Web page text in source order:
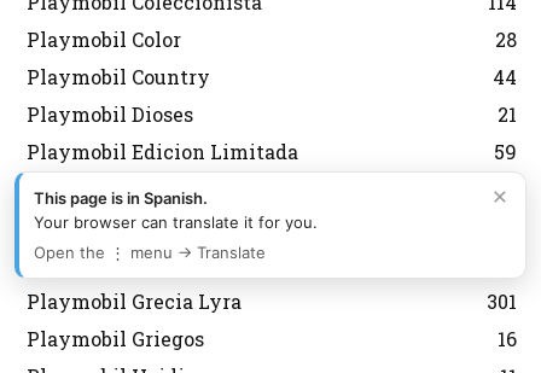
Playmobil Color
28
Playmobil Country
44
Playmobil Dioses
21
Playmobil Edicion Limitada
59
Playmobil Everdreamerz
13
Playmobil Fallas
Playmobil Fútbol
Playmobil Grecia Lyra
301
Playmobil Griegos
16
×
This page is in Spanish.
Your browser can translate it for you.
Open the ⋮ menu → Translate